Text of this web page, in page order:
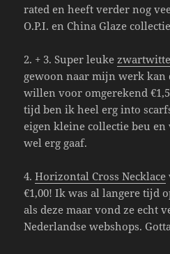
rated en heeft verder nog
O.P.I. en China Glaze
2. + 3. Super leuke
gewoon naar mijn werk kan
willen voor omgerekend
tijd ben ik heel erg into
eigen kleine collectie beu
wel erg gaaf.
4.Horizontal Cross Necklace
€1,00! Ik was al langere tijd
als deze maar vond ze echt
Nederlandse webshops.